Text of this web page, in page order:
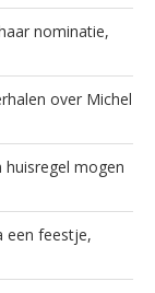
nominatie,
over Michel
mogen
een feestje,